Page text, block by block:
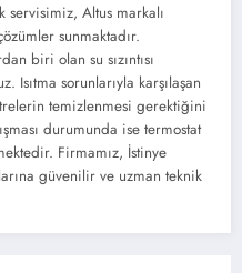
servisimiz, Altus markalı
sunmaktadır.
biri olan su sızıntısı
Isıtma sorunlarıyla karşılaşan
temizlenmesi gerektiğini
durumunda ise termostat
Firmamız, İstinye
güvenilir ve uzman teknik